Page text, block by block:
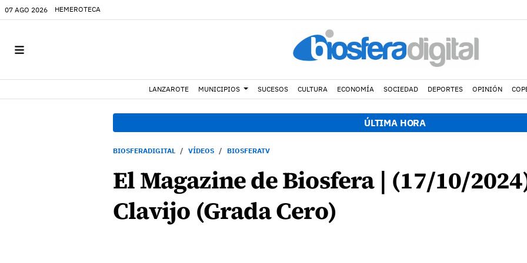
07 AGO 2026 HEMEROTECA
LANZAROTE MUNICIPIOS SUCESOS CULTURA ECONOMÍA SOCIEDAD DEPORTES OPINIÓN
ÚLTIMA HORA
BIOSFERADIGITAL VÍDEOS BIOSFERATV
El Magazine de Biosfera | (17/10/
Clavijo (Grada Cero)